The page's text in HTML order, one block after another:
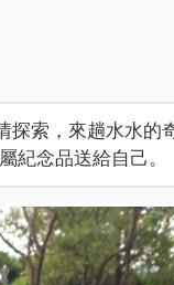
探索，來趟水水的
紀念品送給自己。